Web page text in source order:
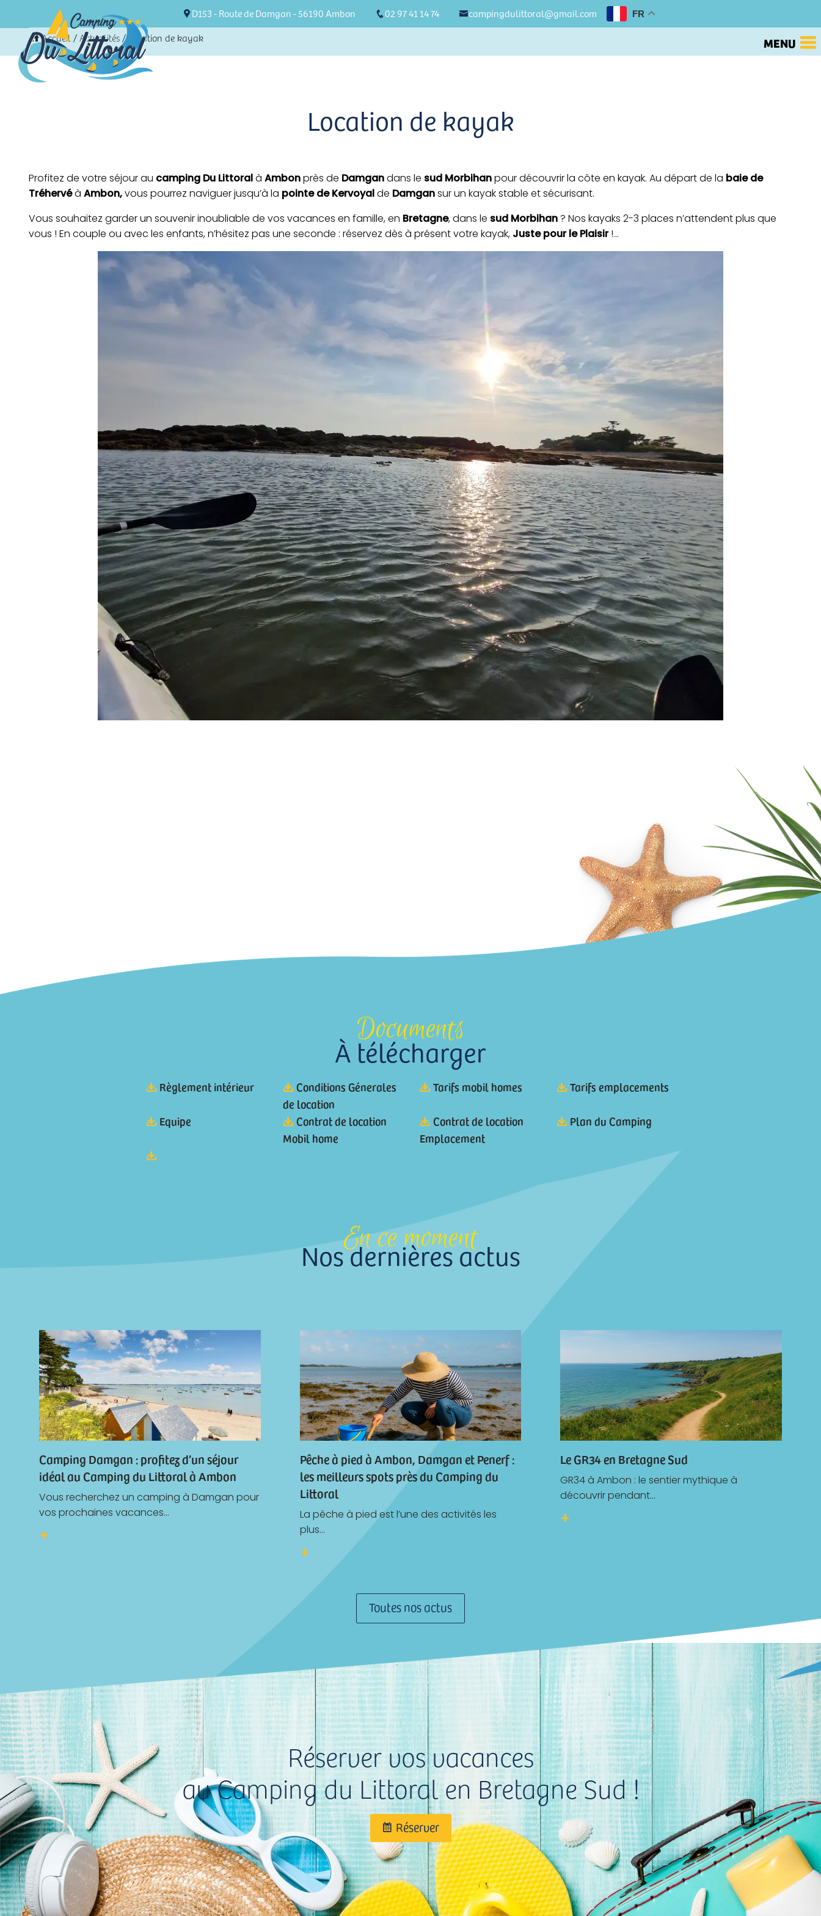
D153 - Route de Damgan - 56190 Ambon 02 97 41 14 74 campingdulittoral@gmail.com FR
MENU
Accueil / Actualités / Location de kayak
Location de kayak
Profitez de votre séjour au camping Du Littoralà Ambonprès de Damgandans le sud Morbihanpour découvrir la côte en kayak. Au départ de la baie de
Tréhervéà Ambon,vous pourrez naviguer jusqu’à la pointe de Kervoyalde Damgansur un kayak stable et sécurisant.
Vous souhaitez garder un souvenir inoubliable de vos vacances en famille, en Bretagne, dans le sud Morbihan ? Nos kayaks 2-3 places n’attendent plus que
vous ! En couple ou avec les enfants, n’hésitez pas une seconde : réservez dès à présent votre kayak, Juste pour le Plaisir!…
Documents
À télécharger
Règlement intérieur
Conditions Génerales
de location
Tarifs mobil homes Tarifs emplacements
Equipe
Contrat de location
Mobil home
Contrat de location
Emplacement
Plan du Camping
En ce moment
Nos dernières actus
Camping Damgan : profitez d’un séjour
idéal au Camping du Littoral à Ambon
Vous recherchez un camping à Damgan pour
vos prochaines vacances...
Pêche à pied à Ambon, Damgan et Penerf :
les meilleurs spots près du Camping du
Littoral
La pêche à pied est l’une des activités les
plus...
Le GR34 en Bretagne Sud
GR34 à Ambon : le sentier mythique à
découvrir pendant...
Toutes nos actus
Réserver vos vacances
au Camping du Littoral en Bretagne Sud !
Réserver